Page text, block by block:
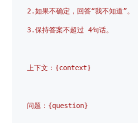
2.如果不确定，回答“我不知道”。
3.保持答案不超过 4句话。
上下文：{context}
问题：{question}